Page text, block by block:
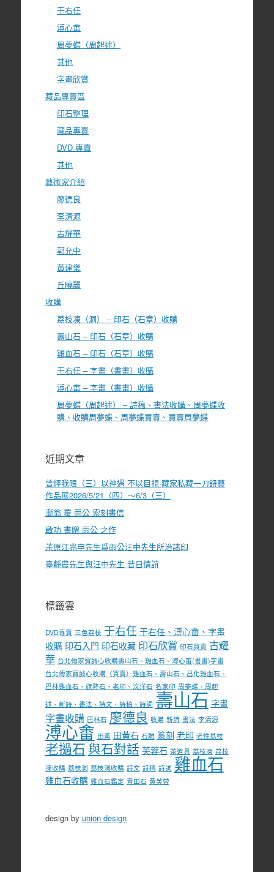
于右任
溥心畬
周夢蝶（周起述）
其他
字畫欣賞
藏品專賣區
印石整理
藏品專賣
DVD 專賣
其他
藝術家介紹
廖德良
李清源
古耀華
郭允中
黃建樂
丘曉麗
收購
荔枝凍（洞） – 印石（石章）收購
壽山石 – 印石（石章）收購
雞血石 – 印石（石章）收購
于右任 – 字畫（書畫）收購
溥心畬 – 字畫（書畫）收購
周夢蝶（周起述） – 詩稿、書法收購、周夢蝶收
購、收購周夢蝶、周夢蝶買賣、買賣周夢蝶
近期文章
曾經我眼（三）以神遇 不以目視-藏家私藏一刀鈕藝
作品展2026/5/21（四）～6/3（三）
漸翁 覆 雨公 索刻書信
啟功 書贈 雨公 之作
茮原江兆申先生爲雨公汪中先生所治諸印
臺靜農先生與汪中先生 昔日情誼
標籤雲
DVD專賣 三色荔枝 于右任 于右任、溥心畬、字畫
收購 印石入門 印石收藏 印石欣賞 印石買賣 古耀
華 台北傳家寶誠心收購壽山石、雞血石、溥心畬(書畫)字畫
台北傳家寶誠心收購（買賣）雞血石、壽山石、昌化雞血石、
巴林雞血石、旗降石、老印、汶洋石 名家印 周夢蝶、周起
述、新詩、書法、詩文、詩稿、詩詞 壽山石 字畫
字畫收購 巴林石 廖德良 收購 新詩 書法 李清源
溥心畬 田黃 田黃石 石雕 篆刻 老印 老性荔枝
老撾石 與石對話 芙蓉石 茶道具 荔枝凍 荔枝
凍收購 荔枝洞 荔枝洞收購 詩文 詩稿 詩詞 雞血石
雞血石收購 雞血石鑑定 青田石 黃芙蓉
design by union design